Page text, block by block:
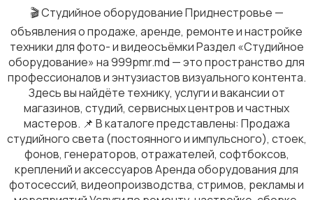
Видеокамеры
Фотоаппараты
🎬 Студийное оборудование Приднестровье —
объявления о продаже, аренде, ремонте и настройке
техники для фото- и видеосъёмки Раздел «Студийное
оборудование» на 999pmr.md — это пространство для
профессионалов и энтузиастов визуального контента.
Здесь вы найдёте технику, услуги и вакансии от
магазинов, студий, сервисных центров и частных
мастеров. 📌 В каталоге представлены: Продажа
студийного света (постоянного и импульсного), стоек,
фонов, генераторов, отражателей, софтбоксов,
креплений и аксессуаров Аренда оборудования для
фотосессий, видеопроизводства, стримов, рекламы и